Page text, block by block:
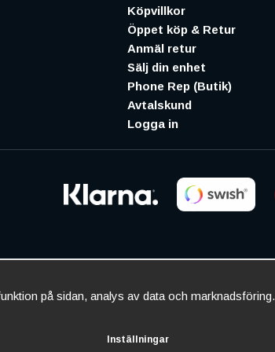
Köpvillkor
Öppet köp & Retur
Anmäl retur
Sälj din enhet
Phone Rep (Butik)
Avtalskund
Logga in
på sidan, analys av data och marknadsföring.
Inställningar